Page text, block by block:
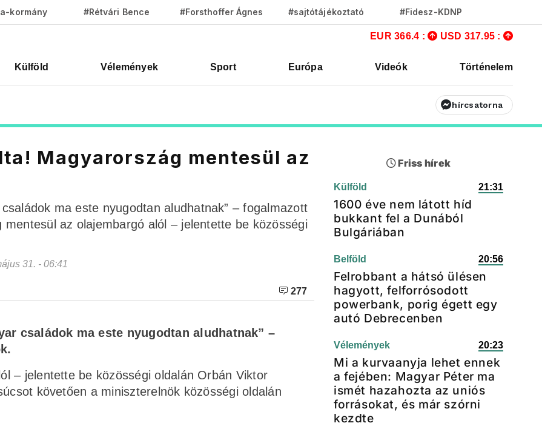
kormány #Rétvári Bence #Forsthoffer Ágnes #sajtótájékoztató #Fidesz-KDNP
EUR 366.4 : USD 317.95 :
Külföld Vélemények Sport Európa Videók Történelem
hírcsatorna
Magyarország mentesül az
ma este nyugodtan aludhatnak” – fogalmazott
az olajembargó alól – jelentette be közösségi
31. - 06:41
277
családok ma este nyugodtan aludhatnak” –
– jelentette be közösségi oldalán Orbán Viktor
követően a miniszterelnök közösségi oldalán
Friss hírek
Külföld 21:31
1600 éve nem látott híd
bukkant fel a Dunából
Bulgáriában
Belföld 20:56
Felrobbant a hátsó ülésen
hagyott, felforrósodott
powerbank, porig égett egy
autó Debrecenben
Vélemények 20:23
Mi a kurvaanyja lehet ennek
a fejében: Magyar Péter ma
ismét hazahozta az uniós
forrásokat, és már szórni
kezdte